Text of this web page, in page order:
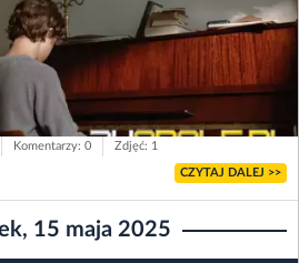
Komentarzy: 0 Zdjęć: 1
CZYTAJ DALEJ >>
15 maja 2025